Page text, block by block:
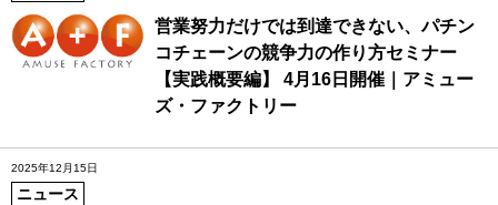
営業努力だけでは到達できない、パチン
コチェーンの競争力の作り方セミナー
【実践概要編】 4月16日開催｜アミュー
ズ・ファクトリー
2025年12月15日
ニュース